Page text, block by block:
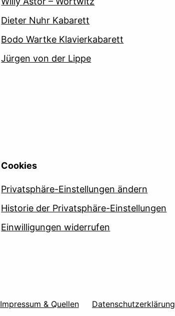
Dieter Nuhr Kabarett
Bodo Wartke Klavierkabarett
Jürgen von der Lippe
Cookies
Privatsphäre-Einstellungen ändern
Historie der Privatsphäre-Einstellungen
Einwilligungen widerrufen
Impressum & Quellen Datenschutzerklärung